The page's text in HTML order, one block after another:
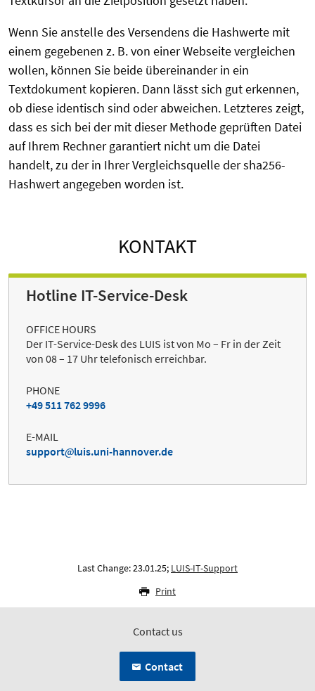
Wenn Sie anstelle des Versendens die Hashwerte mit
einem gegebenen z. B. von einer Webseite vergleichen
wollen, können Sie beide übereinander in ein
Textdokument kopieren. Dann lässt sich gut erkennen,
ob diese identisch sind oder abweichen. Letzteres zeigt,
dass es sich bei der mit dieser Methode geprüften Datei
auf Ihrem Rechner garantiert nicht um die Datei
handelt, zu der in Ihrer Vergleichsquelle der sha256-
Hashwert angegeben worden ist.
KONTAKT
Hotline IT-Service-Desk
OFFICE HOURS
Der IT-Service-Desk des LUIS ist von Mo – Fr in der Zeit
von 08 – 17 Uhr telefonisch erreichbar.
PHONE
+49 511 762 9996
E-MAIL
support
luis.uni-hannover.de
Last Change: 23.01.25; LUIS-IT-Support
Print
Contact us
Contact